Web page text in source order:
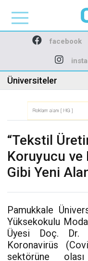
facebook
Üniversiteler
“Tekstil
Koruyucu ve
Gibi Yeni
Pamukkale
Yüksekokulu
Üyesi Doç. Dr.
Koronavirüs
sektörüne